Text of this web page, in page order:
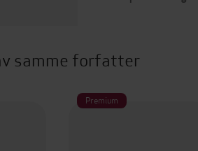
samme forfatter
Premium